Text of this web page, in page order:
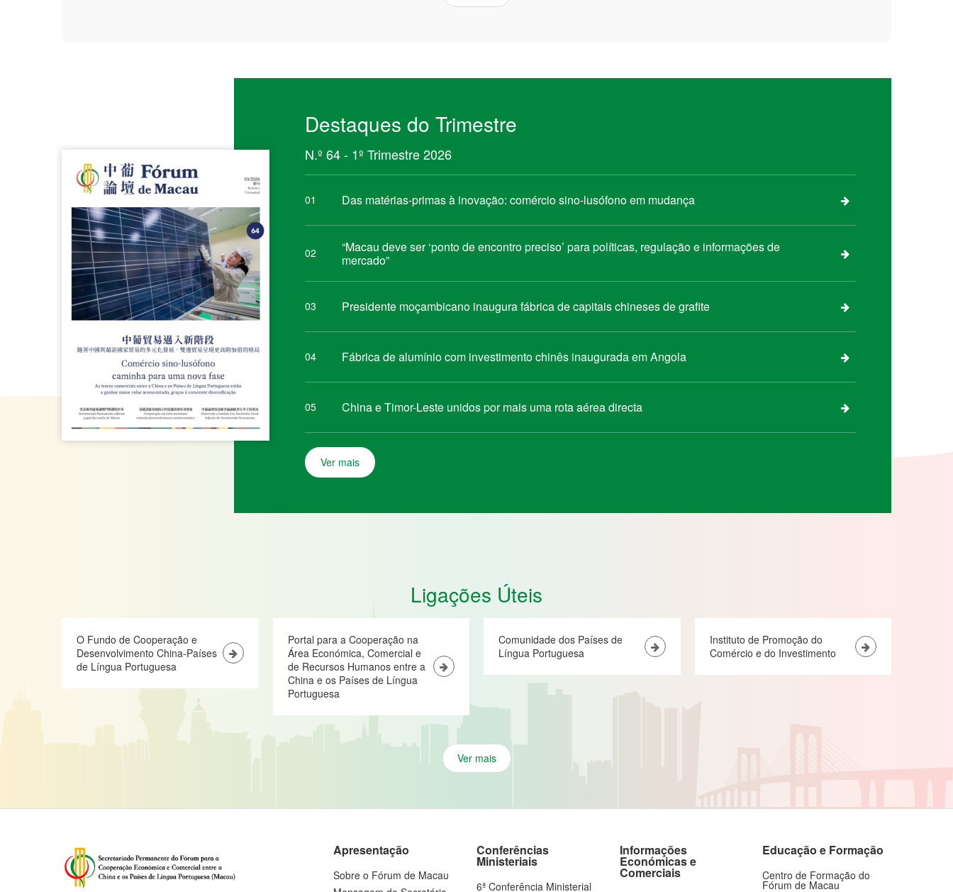
Destaques do Trimestre
N.º 64 - 1º Trimestre 2026
01 Das matérias-primas à inovação: comércio sino-lusófono em mudança
02
“Macau deve ser ‘ponto de encontro preciso’ para políticas, regulação e informações de
mercado”
03 Presidente moçambicano inaugura fábrica de capitais chineses de grafite
04 Fábrica de alumínio com investimento chinês inaugurada em Angola
05 China e Timor-Leste unidos por mais uma rota aérea directa
Ver mais
Ligações Úteis
O Fundo de Cooperação e
Desenvolvimento China-Países
de Língua Portuguesa
Portal para a Cooperação na
Área Económica, Comercial e
de Recursos Humanos entre a
China e os Países de Língua
Portuguesa
Comunidade dos Países de
Língua Portuguesa
Instituto de Promoção do
Comércio e do Investimento
Ver mais
Apresentação
Sobre o Fórum de Macau
Conferências
Ministeriais
6ª Conferência Ministerial
Informações
Económicas e
Comerciais
Educação e Formação
Centro de Formação do
Fórum de Macau